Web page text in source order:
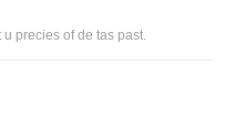
precies of de tas past.